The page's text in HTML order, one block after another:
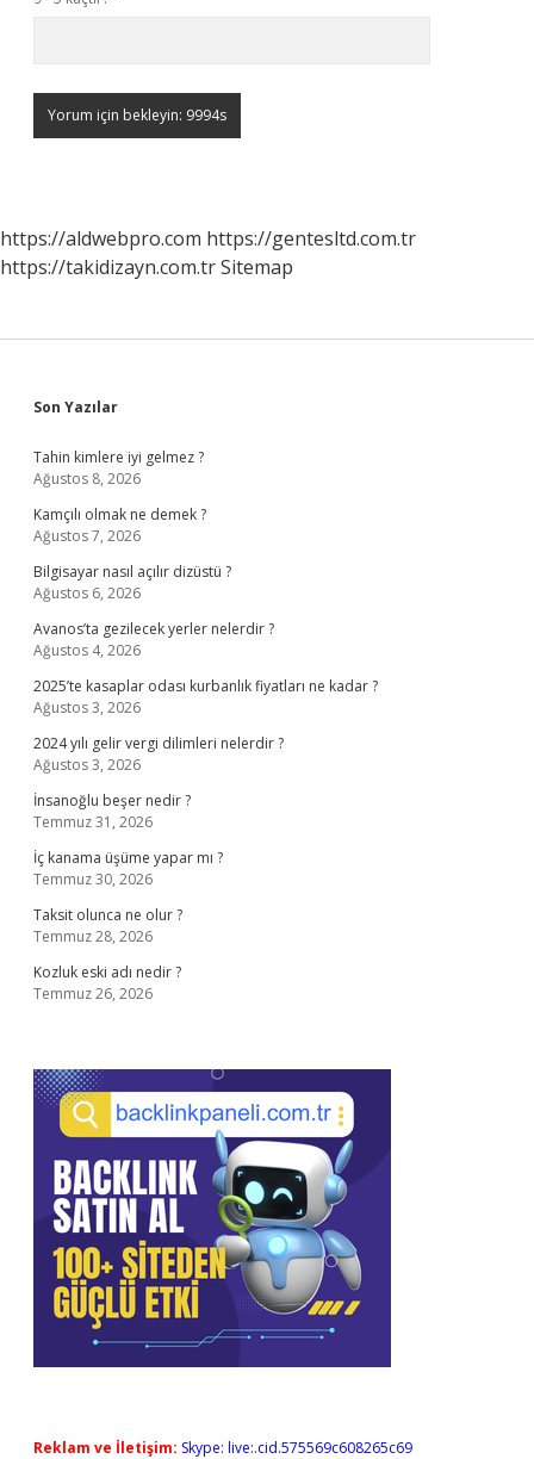
https://aldwebpro.com https://gentesltd.com.tr
https://takidizayn.com.trSitemap
Sidebar
Son Yazılar
Tahin kimlere iyi gelmez ?
Ağustos 8, 2026
Kamçılı olmak ne demek ?
Ağustos 7, 2026
Bilgisayar nasıl açılır dizüstü ?
Ağustos 6, 2026
Avanos’ta gezilecek yerler nelerdir ?
Ağustos 4, 2026
2025’te kasaplar odası kurbanlık fiyatları ne kadar ?
Ağustos 3, 2026
2024 yılı gelir vergi dilimleri nelerdir ?
Ağustos 3, 2026
İnsanoğlu beşer nedir ?
Temmuz 31, 2026
İç kanama üşüme yapar mı ?
Temmuz 30, 2026
Taksit olunca ne olur ?
Temmuz 28, 2026
Kozluk eski adı nedir ?
Temmuz 26, 2026
Reklam ve İletişim: Skype: live:.cid.575569c608265c69